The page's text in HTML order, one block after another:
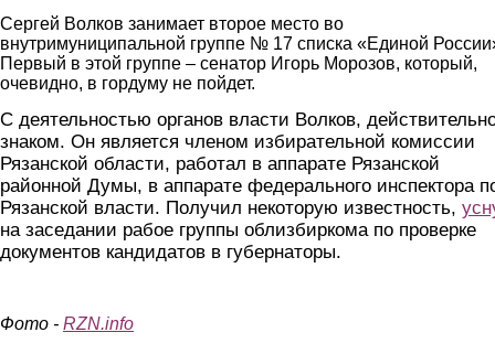
Сергей Волков занимает второе место во
внутримуниципальной группе № 17 списка «Единой
Первый в этой группе – сенатор Игорь Морозов, который,
очевидно, в гордуму не пойдет.
С деятельностью органов власти Волков,
знаком. Он является членом избирательной комиссии
Рязанской области, работал в аппарате Рязанской
районной Думы, в аппарате федерального инспектора
Рязанской власти. Получил некоторую известность,
на заседании рабое группы облизбиркома по проверке
документов кандидатов в губернаторы.
Фото - RZN.info